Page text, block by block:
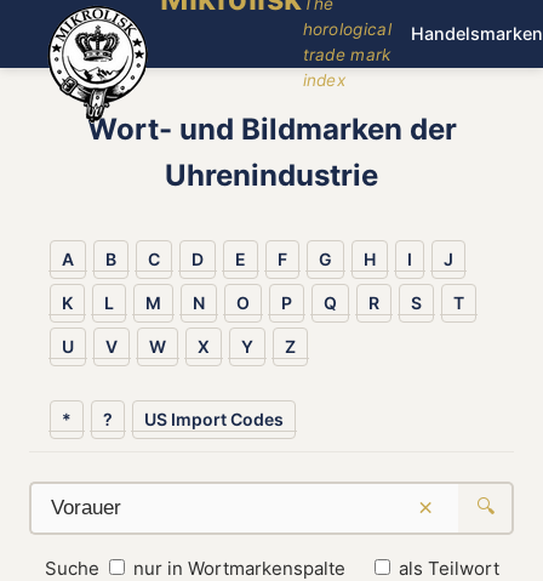
horological
trade mark
index
Handelsmarken
Wort- und Bildmarken der
Uhrenindustrie
A B C D E F G H I J
K L M N O P Q R S T
U V W X Y Z
* ? US Import Codes
× 🔍
Suche nur in Wortmarkenspalte als Teilwort